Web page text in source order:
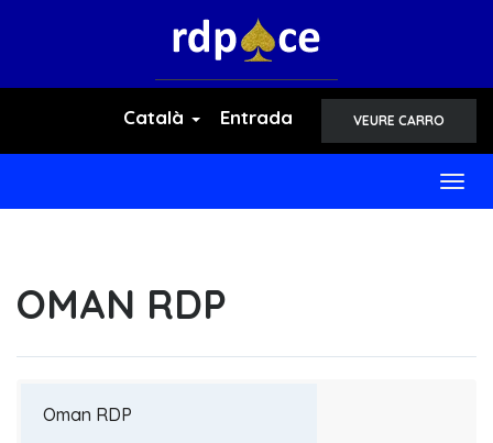
Català Entrada VEURE CARRO
OMAN RDP